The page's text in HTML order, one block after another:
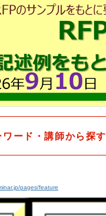
ード・講師から探す
pages/feature